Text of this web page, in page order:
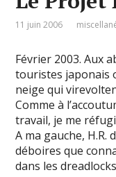
11 juin 2006
Février 2003. Aux
touristes japonais
neige qui
Comme à
travail, je me
A ma gauche,
déboires que
dans les